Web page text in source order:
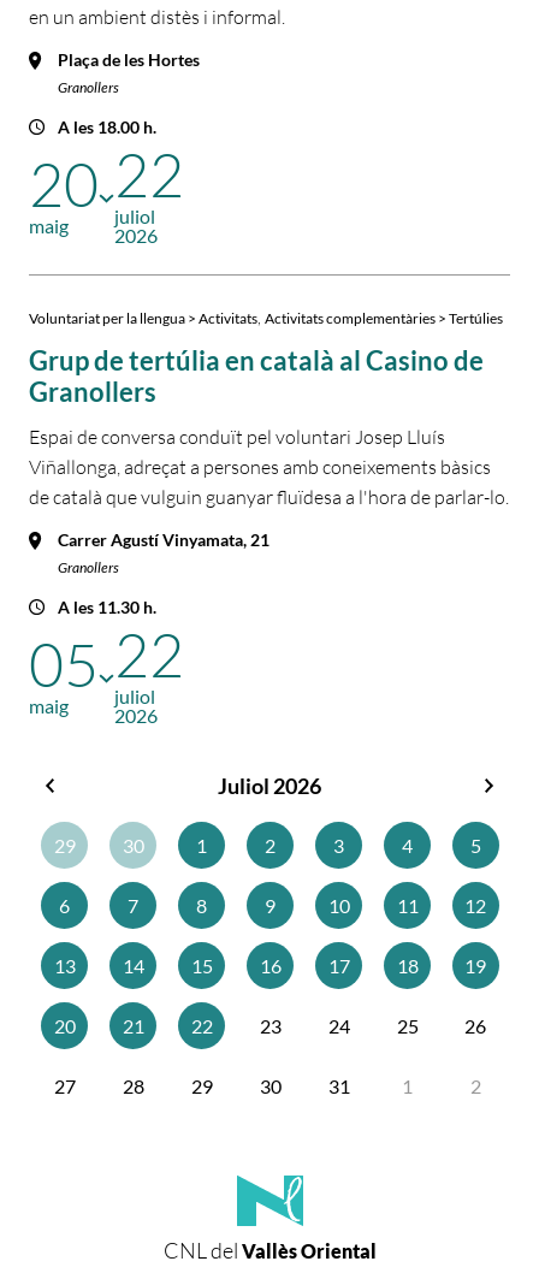
en un ambient distès i informal.
Plaça de les Hortes
Granollers
A les 18.00 h.
20
maig
22
juliol
2026
Voluntariat per la llengua > Activitats Activitats complementàries > Tertúlies
Grup de tertúlia en català al Casino de
Granollers
Espai de conversa conduït pel voluntari Josep Lluís
Viñallonga, adreçat a persones amb coneixements bàsics
de català que vulguin guanyar fluïdesa a l'hora de parlar-lo.
Carrer Agustí Vinyamata, 21
Granollers
A les 11.30 h.
05
maig
22
juliol
2026
Juliol 2026
29
30 1 2 3 4 5
6 7 8 9 10 11 12
13 14 15 16 17 18 19
20 21 22 23 24 25 26
27 28 29 30 31 1 2
CNL del Vallès Oriental